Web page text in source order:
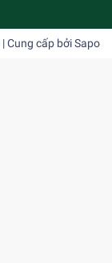
| Cung cấp bởiSapo